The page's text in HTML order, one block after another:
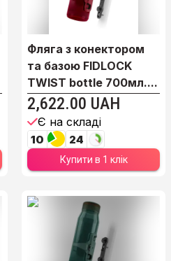
Фляга з конектором
та базою FIDLOCK
TWIST bottle 700мл....
2,622.00 UAH
Є на складі
10 24
Купити в 1 клік